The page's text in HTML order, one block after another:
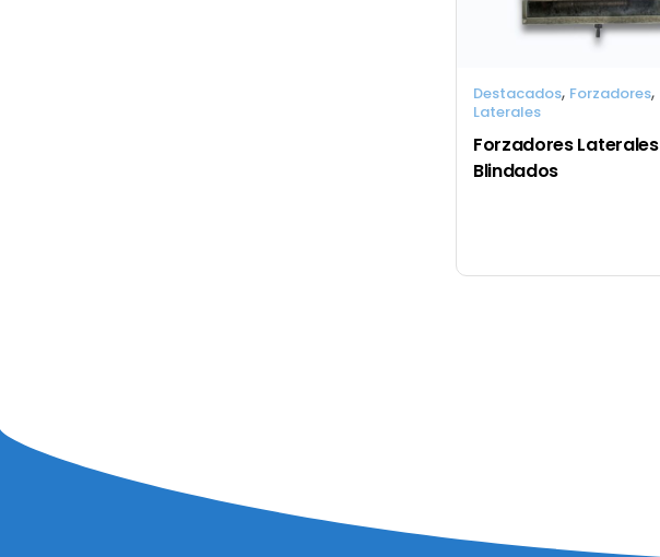
Destacados, Forzadores,
Laterales
Forzadores Laterales
Blindados